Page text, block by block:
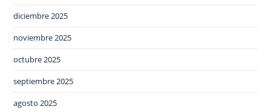
diciembre 2025
noviembre 2025
octubre 2025
septiembre 2025
agosto 2025